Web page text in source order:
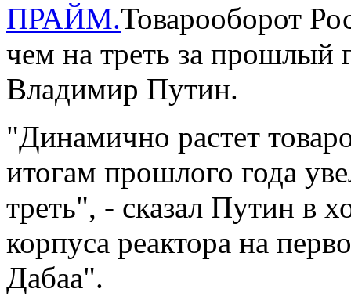
ПРАЙМ.Товарооборот
чем на треть за прошлый
Владимир Путин.
"Динамично растет
итогам прошлого года
треть", - сказал Путин в
корпуса реактора на
Дабаа".